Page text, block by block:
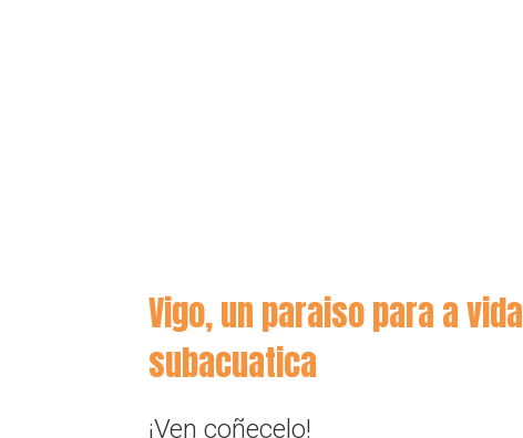
Vigo, un paraiso para a vida
subacuatica
¡Ven coñecelo!